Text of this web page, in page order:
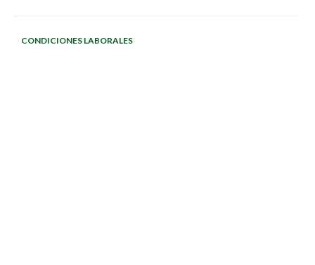
CONDICIONES LABORALES